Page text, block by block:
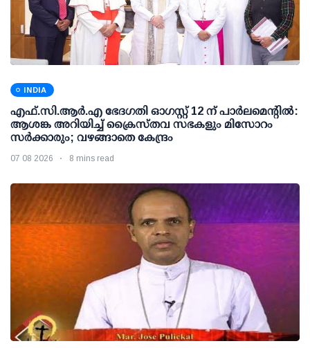
INDIA
എഫ്.സി.ആര്‍.എ ഭേദഗതി ഓഗസ്റ്റ് 12 ന് പാര്‍ലമെന്റില്‍:
ആശങ്ക അറിയിച്ച് ക്രൈസ്തവ സഭകളും മിസോറം
സര്‍ക്കാരും; വഴങ്ങാതെ കേന്ദ്രം
07 08 2026 8 mins read